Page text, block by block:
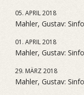
05. APRIL 2018
Mahler, Gustav:
01. APRIL 2018
Mahler, Gustav:
29. MÄRZ 2018
Mahler, Gustav: